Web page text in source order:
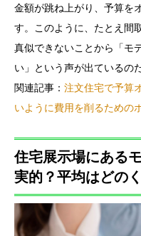
金額が跳ね上がり、予算を
す。このように、たとえ間
真似できないことから「モ
い」という声が出ているの
関連記事： 注文住宅で予算
いように費用を削るための
住宅展示場にある
実的？平均はどの